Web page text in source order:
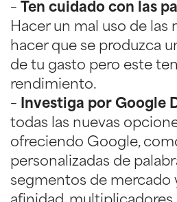
–
Ten cuidado con las
Hacer un mal uso de las
hacer que se produzca
de tu gasto pero este
rendimiento.
–
Investiga por Google
todas las nuevas
ofreciendo Google,
personalizadas de
segmentos de mercado